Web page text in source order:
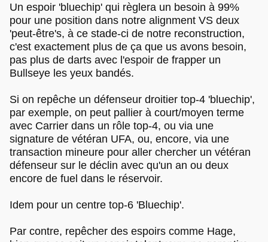
Un espoir 'bluechip' qui règlera un besoin à 99%
pour une position dans notre alignment VS deux
'peut-être's, à ce stade-ci de notre reconstruction,
c'est exactement plus de ça que us avons besoin,
pas plus de darts avec l'espoir de frapper un
Bullseye les yeux bandés.
Si on repêche un défenseur droitier top-4 'bluechip',
par exemple, on peut pallier à court/moyen terme
avec Carrier dans un rôle top-4, ou via une
signature de vétéran UFA, ou, encore, via une
transaction mineure pour aller chercher un vétéran
défenseur sur le déclin avec qu'un an ou deux
encore de fuel dans le réservoir.
Idem pour un centre top-6 'Bluechip'.
Par contre, repêcher des espoirs comme Hage,